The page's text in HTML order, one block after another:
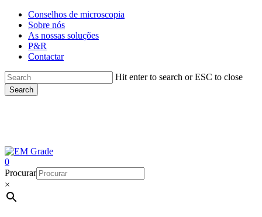
Skip
main
content
Conselhos de microscopia
Sobre nós
As nossas soluções
P&R
Contactar
Hit enter to search or ESC to close
Search
account
0
Menu
Procurar
×